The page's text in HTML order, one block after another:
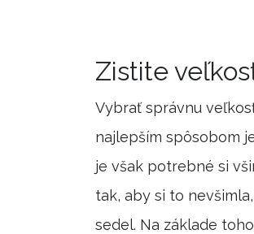
Zistite
Vybrať správnu
najlepším spôsobom
je však potrebné si
tak, aby si to
sedel. Na základe